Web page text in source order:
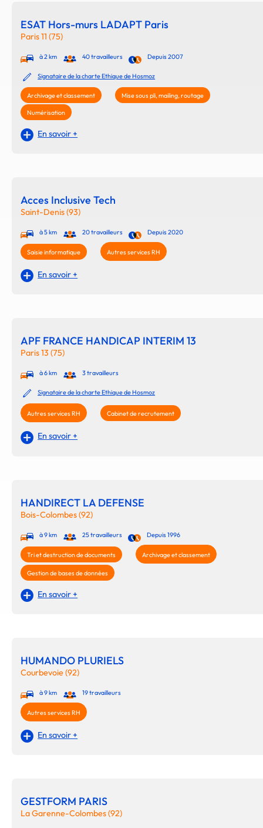
ESAT Hors-murs LADAPT Paris
Paris 11 (75)
à 2 km 40 travailleurs Depuis 2007
Signataire de la charte Ethique de Hosmoz
Archivage et classement Mise sous pli, mailing, routage
Numérisation
En savoir +
Acces Inclusive Tech
Saint-Denis (93)
à 5 km 20 travailleurs Depuis 2020
Saisie informatique Autres services RH
En savoir +
APF FRANCE HANDICAP INTERIM 13
Paris 13 (75)
à 6 km 3 travailleurs
Signataire de la charte Ethique de Hosmoz
Autres services RH Cabinet de recrutement
En savoir +
HANDIRECT LA DEFENSE
Bois-Colombes (92)
à 9 km 25 travailleurs Depuis 1996
Tri et destruction de documents Archivage et classement
Gestion de bases de données
En savoir +
HUMANDO PLURIELS
Courbevoie (92)
à 9 km 19 travailleurs
Autres services RH
En savoir +
GESTFORM PARIS
La Garenne-Colombes (92)